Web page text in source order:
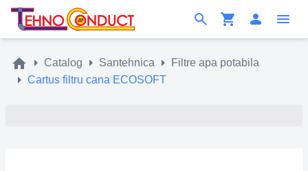
Catalog Santehnica
Filtre apa potabila
Cartus filtru cana ECOSOFT